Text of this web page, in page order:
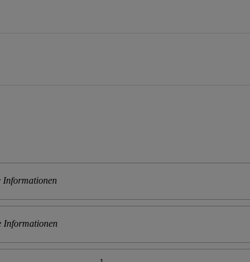
Informationen
Informationen